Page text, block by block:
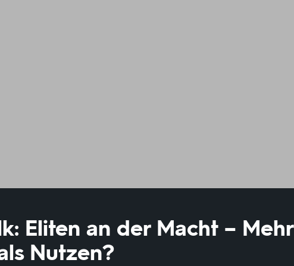
Eliten an der Macht – Mehr
Nutzen?